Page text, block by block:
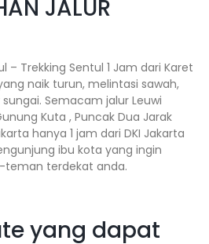
JALUR
– Trekking Sentul 1 Jam dari Karet
naik turun, melintasi sawah,
Semacam jalur Leuwi
Kuta , Puncak Dua Jarak
hanya 1 jam dari DKI Jakarta
ibu kota yang ingin
terdekat anda.
yang dapat